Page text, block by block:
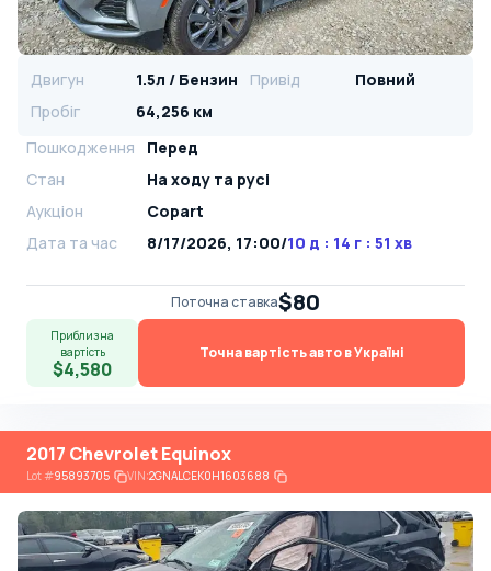
Двигун 1.5л / Бензин Привід
Повний
Пробіг
64,256 км
Пошкодження
Перед
Стан
На ​​ходу та русі
Аукціон
Copart
Дата та час
8/17/2026, 17:00/10 д : 14 г : 51 хв
Поточна ставка$80
Приблизна
вартість
$4,580
Точна вартість авто в Україні
2017 Chevrolet Equinox
Lot#95893705 VIN:2GNALCEK0H1603688